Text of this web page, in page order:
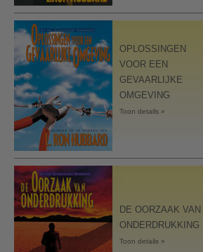
OPLOSSINGEN
VOOR EEN
GEVAARLIJKE
OMGEVING
Toon details »
DE OORZAAK VAN
ONDERDRUKKING
Toon details »